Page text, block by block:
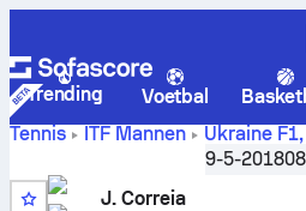
Trending Voetbal
Tennis
ITF Mannen Ukraine
Roman
resultaten
9-5-2018
J. Correia